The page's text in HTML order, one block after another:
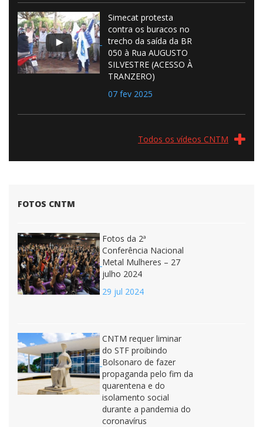
Simecat protesta
contra os buracos no
trecho da saída da BR
050 à Rua AUGUSTO
SILVESTRE (ACESSO À
TRANZERO)
07 fev 2025
Todos os vídeos CNTM
FOTOS CNTM
Fotos da 2ª
Conferência Nacional
Metal Mulheres – 27
julho 2024
29 jul 2024
CNTM requer liminar
do STF proibindo
Bolsonaro de fazer
propaganda pelo fim da
quarentena e do
isolamento social
durante a pandemia do
coronavírus